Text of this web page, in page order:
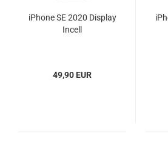
iPhone SE 2020 Display
Incell
49,90 EUR